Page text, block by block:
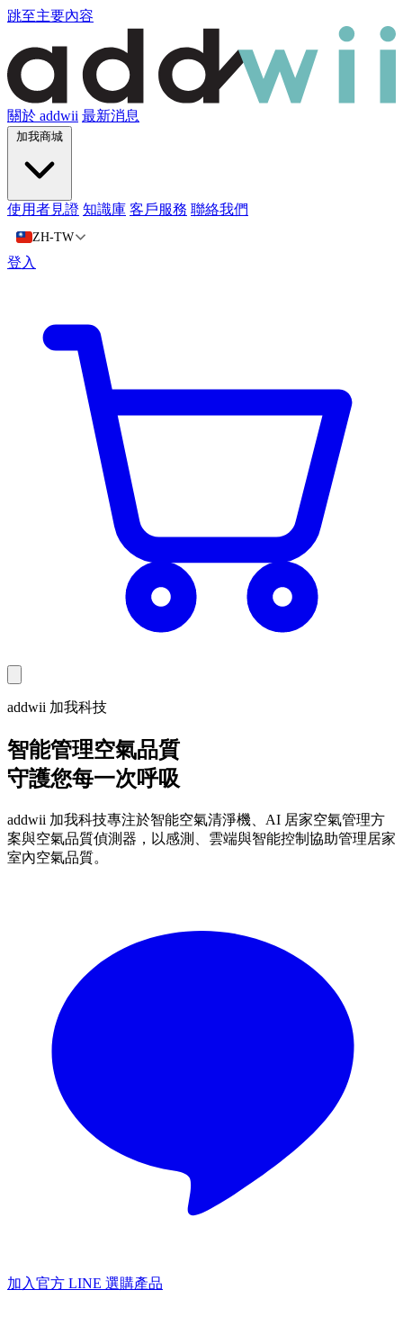
跳至主要內容
關於 addwii 最新消息
加我商城
使用者見證 知識庫 客戶服務 聯絡我們
ZH-TW
登入
addwii 加我科技
智能管理空氣品質
守護您每一次呼吸
addwii 加我科技專注於智能空氣清淨機、AI 居家空氣管理方
案與空氣品質偵測器，以感測、雲端與智能控制協助管理居家
室內空氣品質。
加入官方 LINE 選購產品